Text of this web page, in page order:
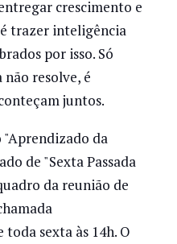
crescimento e
trazer inteligência
por isso. Só
resolve, é
juntos.
da
de "Sexta Passada
da reunião de
sexta às 14h. O